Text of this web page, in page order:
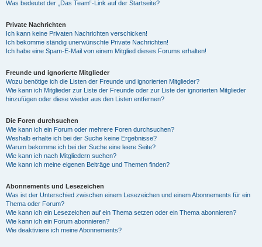
Was bedeutet der „Das Team“-Link auf der Startseite?
Private Nachrichten
Ich kann keine Privaten Nachrichten verschicken!
Ich bekomme ständig unerwünschte Private Nachrichten!
Ich habe eine Spam-E-Mail von einem Mitglied dieses Forums erhalten!
Freunde und ignorierte Mitglieder
Wozu benötige ich die Listen der Freunde und ignorierten Mitglieder?
Wie kann ich Mitglieder zur Liste der Freunde oder zur Liste der ignorierten Mitglieder
hinzufügen oder diese wieder aus den Listen entfernen?
Die Foren durchsuchen
Wie kann ich ein Forum oder mehrere Foren durchsuchen?
Weshalb erhalte ich bei der Suche keine Ergebnisse?
Warum bekomme ich bei der Suche eine leere Seite?
Wie kann ich nach Mitgliedern suchen?
Wie kann ich meine eigenen Beiträge und Themen finden?
Abonnements und Lesezeichen
Was ist der Unterschied zwischen einem Lesezeichen und einem Abonnements für ein
Thema oder Forum?
Wie kann ich ein Lesezeichen auf ein Thema setzen oder ein Thema abonnieren?
Wie kann ich ein Forum abonnieren?
Wie deaktiviere ich meine Abonnements?